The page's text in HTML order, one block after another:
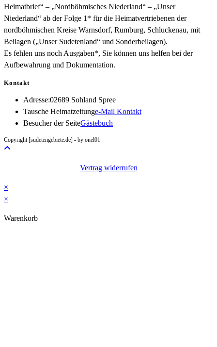
Heimatbrief“ – „Nordböhmisches Niederland“ – „Unser
Niederland“ ab der Folge 1* für die Heimatvertriebenen der
nordböhmischen Kreise Warnsdorf, Rumburg, Schluckenau, mit
Beilagen („Unser Sudetenland“ und Sonderbeilagen).
Es fehlen uns noch Ausgaben*, Sie können uns helfen bei der
Aufbewahrung und Dokumentation.
Kontakt
Adresse:02689 Sohland Spree
Tausche Heimatzeitunge-Mail KontaktOpens
Besucher der SeiteGästebuch
Copyright [sudetengebiete.de] - by onel01
Vertrag widerrufen
×
×
Warenkorb